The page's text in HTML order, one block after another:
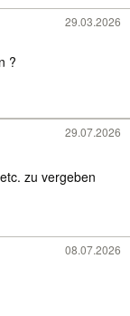
29.03.2026
?
29.07.2026
zu vergeben
08.07.2026